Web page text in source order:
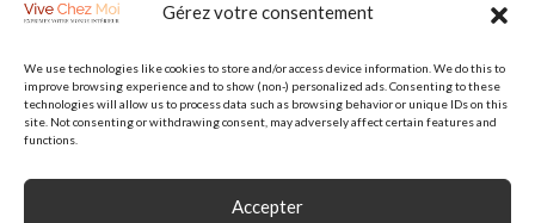
Gérez votre consentement
We use technologies like cookies to store and/or access device information. We do this to
improve browsing experience and to show (non-) personalized ads. Consenting to these
technologies will allow us to process data such as browsing behavior or unique IDs on this
site. Not consenting or withdrawing consent, may adversely affect certain features and
functions.
Accepter
PAIEMENTS